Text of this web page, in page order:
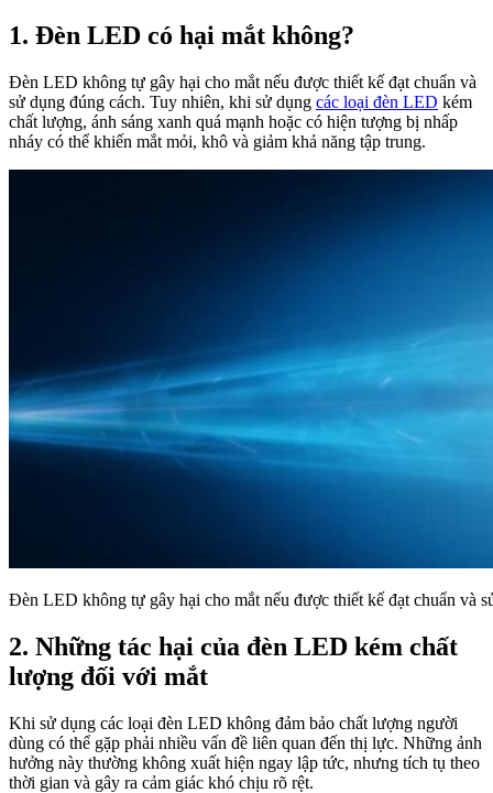
1. Đèn LED có hại mắt không?
Đèn LED không tự gây hại cho mắt nếu được thiết kế đạt chuẩn và
sử dụng đúng cách. Tuy nhiên, khi sử dụng các loại đèn LED kém
chất lượng, ánh sáng xanh quá mạnh hoặc có hiện tượng bị nhấp
nháy có thể khiến mắt mỏi, khô và giảm khả năng tập trung.
Đèn LED không tự gây hại cho mắt nếu được thiết kế đạt chuẩn và
2. Những tác hại của đèn LED kém chất
lượng đối với mắt
Khi sử dụng các loại đèn LED không đảm bảo chất lượng người
dùng có thể gặp phải nhiều vấn đề liên quan đến thị lực. Những ảnh
hưởng này thường không xuất hiện ngay lập tức, nhưng tích tụ theo
thời gian và gây ra cảm giác khó chịu rõ rệt.